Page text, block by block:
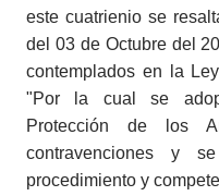
este cuatrienio se
del 03 de Octubre del
contemplados en la
"Por la cual se
Protección de los
contravenciones y
procedimiento y